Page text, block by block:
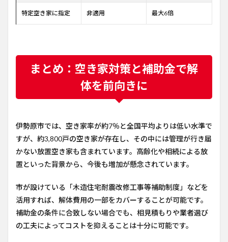
特定空き家に指定 非適用 最大6倍
まとめ：空き家対策と補助金で解
体を前向きに
伊勢原市では、空き家率が約7％と全国平均よりは低い水準で
すが、約3,800戸の空き家が存在し、その中には管理が行き届
かない放置空き家も含まれています。高齢化や相続による放
置といった背景から、今後も増加が懸念されています。
市が設けている「木造住宅耐震改修工事等補助制度」などを
活用すれば、解体費用の一部をカバーすることが可能です。
補助金の条件に合致しない場合でも、相見積もりや業者選び
の工夫によってコストを抑えることは十分に可能です。